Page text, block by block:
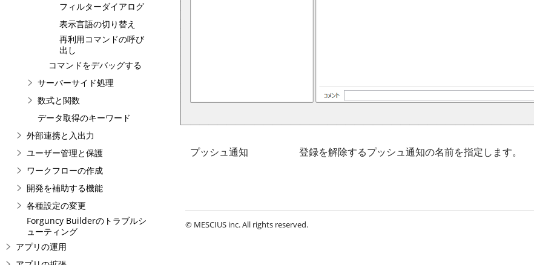
フィルターダイアログ
表示言語の切り替え
再利用コマンドの呼び
出し
コマンドをデバッグする
サーバーサイド処理
数式と関数
データ取得のキーワード
外部連携と入出力
ユーザー管理と保護
ワークフローの作成
開発を補助する機能
各種設定の変更
Forguncy Builderのトラブルシ
ューティング
アプリの運用
プッシュ通知 登録を解除するプッシュ通知の名前を指定します。
© MESCIUS inc. All rights reserved.